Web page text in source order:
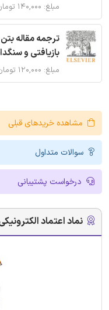
مبلغ: ۱۴۰,۰۰۰ تومان
ترجمه مقاله بتن
بازیافتی و
مبلغ: ۱۲۰,۰۰۰ تومان
مشاهده خریدهای قبلی
سوالات متداول
درخواست پشتیبانی
نماد اعتماد